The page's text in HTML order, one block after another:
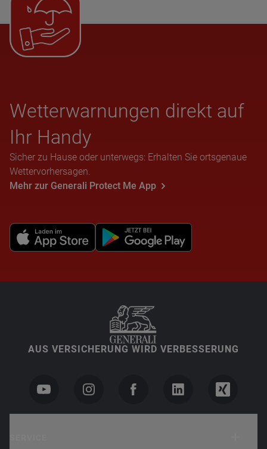
Wet­ter­war­nun­gen direkt auf
Ihr Handy
Sicher zu Hause oder unterwegs: Erhalten Sie ortsgenaue
Wettervorhersagen.
Mehr zur Generali Protect Me App
AUS VERSICHERUNG WIRD VERBESSERUNG